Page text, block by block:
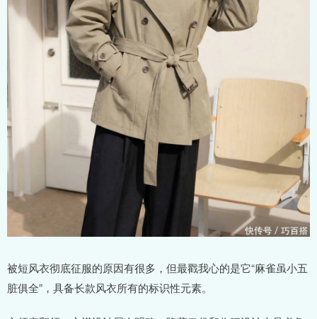
被短风衣彻底征服的原因有很多，但最戳我心的是它“麻雀虽小五
脏俱全”，具备长款风衣所有的标识性元素。